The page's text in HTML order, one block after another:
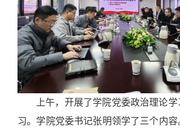
上午，开展了学院党委政治理论
习。学院党委书记张明领学了三个内容